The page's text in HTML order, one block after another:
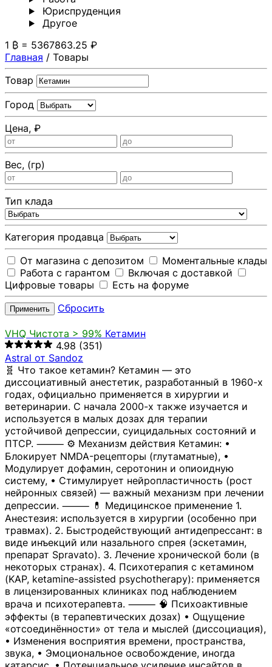
Юриспруденция
Другoе
1 ₿ = 5367863.25 ₽
Главная / Товары
Товар
Город
Цена, ₽
Вес, (гр)
Тип клада
Категория продавца
От магазина с депозитом
Моментальные клады
Работа с гарантом
Включая с доставкой
Цифровые товары
Есть на форуме
Применить Сбросить
VHQ Чистота > 99% Кетамин
4.98 (351)
Astral от Sandoz
🧬 Что такое кетамин? Кетамин — это
диссоциативный анестетик, разработанный в 1960-х
годах, официально применяется в хирургии и
ветеринарии. С начала 2000-х также изучается и
используется в малых дозах для терапии
устойчивой депрессии, суицидальных состояний и
ПТСР. ⸻ ⚙️ Механизм действия Кетамин: •
Блокирует NMDA-рецепторы (глутаматные), •
Модулирует дофамин, серотонин и опиоидную
систему, • Стимулирует нейропластичность (рост
нейронных связей) — важный механизм при лечении
депрессии. ⸻ 💊 Медицинское применение 1.
Анестезия: используется в хирургии (особенно при
травмах). 2. Быстродействующий антидепрессант: в
виде инъекций или назального спрея (эскетамин,
препарат Spravato). 3. Лечение хронической боли (в
некоторых странах). 4. Психотерапия с кетамином
(KAP, ketamine-assisted psychotherapy): применяется
в лицензированных клиниках под наблюдением
врача и психотерапевта. ⸻ 🧠 Психоактивные
эффекты (в терапевтических дозах) • Ощущение
«отсоединённости» от тела и мыслей (диссоциация),
• Изменения восприятия времени, пространства,
звука, • Эмоциональное освобождение, иногда